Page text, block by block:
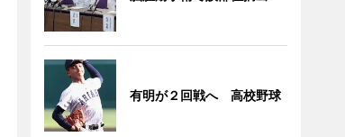
有明が２回戦へ 高校野球